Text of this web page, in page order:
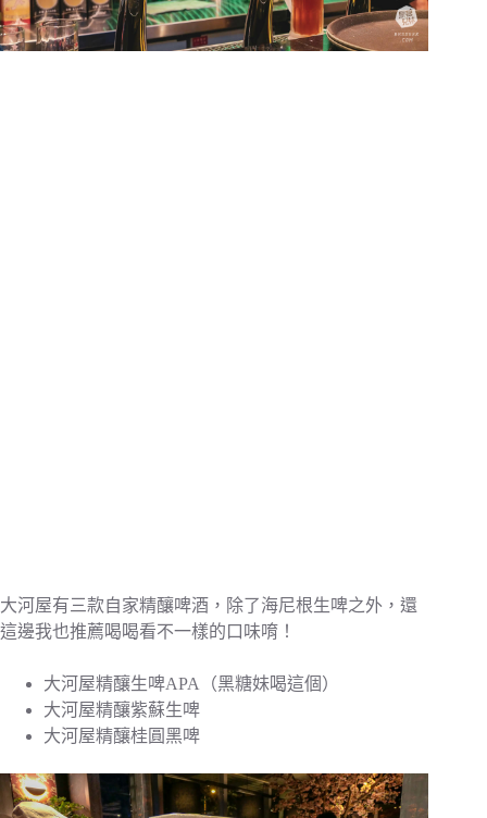
大河屋有三款自家精釀啤酒，除了海尼根生啤之外，還
這邊我也推薦喝喝看不一樣的口味唷！
大河屋精釀生啤APA（黑糖妹喝這個）
大河屋精釀紫蘇生啤
大河屋精釀桂圓黑啤